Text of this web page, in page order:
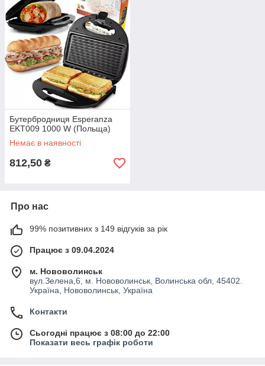
Бутербродниця Esperanza
EKT009 1000 W (Польща)
Немає в наявності
812,50 ₴
Про нас
99% позитивних з 149 відгуків за рік
Працює з 09.04.2024
м. Нововолинськ
вул.Зелена,6, м. Нововолинськ, Волинська обл, 45402.
Україна, Нововолинськ, Україна
Контакти
Сьогодні працює з 08:00 до 22:00
Показати весь графік роботи